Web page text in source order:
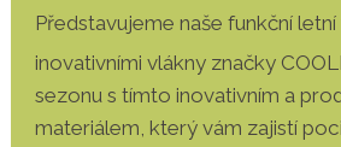
Představujeme naše funkční
inovativními vlákny značky
sezonu s tímto inovativním a
materiálem, který vám zajistí